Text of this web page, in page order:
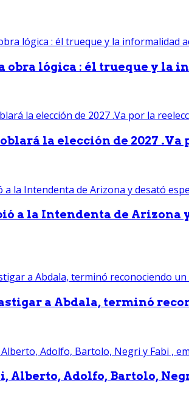
obra lógica : él trueque y la
la elección de 2027 .Va
a la Intendenta de Arizona
a Abdala, terminó
Alberto, Adolfo, Bartolo,